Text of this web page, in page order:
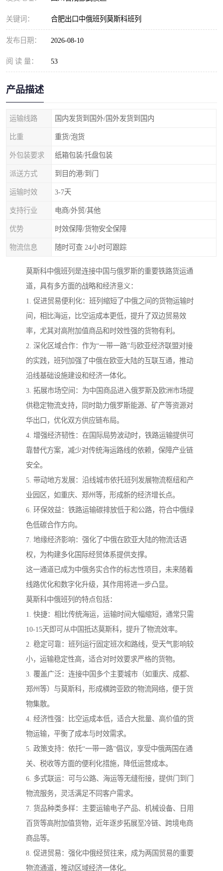
关键词： 合肥出口中俄班列莫斯科班列
发布日期： 2026-08-10
阅 读 量： 53
产品描述
运输线路 国内发货到国外/国外发货到国内
比重 重货/泡货
外包装要求 纸箱包装/托盘包装
派送方式 到目的港/到门
运输时效 3-7天
支持行业 电商/外贸/其他
优势 时效保障/货物安全保障
物流信息 随时可查 24小时可跟踪
莫斯科中俄班列是连接中国与俄罗斯的重要铁路货运通
道，具有多方面的战略和经济意义：
1. 促进贸易便利化：班列缩短了中俄之间的货物运输时
间，相比海运，比空运成本更低，提升了双边贸易效
率，尤其对高附加值商品和时效性强的货物有利。
2. 深化区域合作：作为“一带一路”与欧亚经济联盟对接
的实践，班列加强了中俄在欧亚大陆的互联互通，推动
沿线基础设施建设和经济一体化。
3. 拓展市场空间：为中国商品进入俄罗斯及欧洲市场提
供稳定物流支持，同时助力俄罗斯能源、矿产等资源对
华出口，优化双方供应链布局。
4. 增强经济韧性：在国际局势波动时，铁路运输提供可
靠替代方案，减少对传统海运路线的依赖，保障产业链
安全。
5. 带动地方发展：沿线城市依托班列发展物流枢纽和产
业园区，如重庆、郑州等，形成新的经济增长点。
6. 环保效益：铁路运输碳排放低于和公路，符合中俄绿
色低碳合作方向。
7. 地缘经济影响：强化了中俄在欧亚大陆的物流话语
权，为构建多化国际经贸体系提供支撑。
这一通道已成为中俄务实合作的标志性项目，未来随着
线路优化和数字化升级，其作用将进一步凸显。
莫斯科中俄班列的特点包括：
1. 快捷：相比传统海运，运输时间大幅缩短，通常只需
10-15天即可从中国抵达莫斯科，提升了物流效率。
2. 稳定可靠：班列运行固定班次和路线，受天气影响较
小，运输稳定性高，适合对时效要求严格的货物。
3. 覆盖广泛：连接中国多个主要城市（如重庆、成都、
郑州等）与莫斯科，形成横跨亚欧的物流网络，便于货
物集散。
4. 经济性强：比空运成本低，适合大批量、高价值的货
物运输，平衡了成本与时效需求。
5. 政策支持：依托“一带一路”倡议，享受中俄两国在通
关、税收等方面的便利化措施，降低运营成本。
6. 多式联运：可与公路、海运等无缝衔接，提供门到门
物流服务，灵活满足不同客户需求。
7. 货品种类多样：主要运输电子产品、机械设备、日用
百货等高附加值货物，近年逐步拓展至冷链、跨境电商
商品等。
8. 促进贸易：强化中俄经贸往来，成为两国贸易的重要
物流通道，推动区域经济一体化。